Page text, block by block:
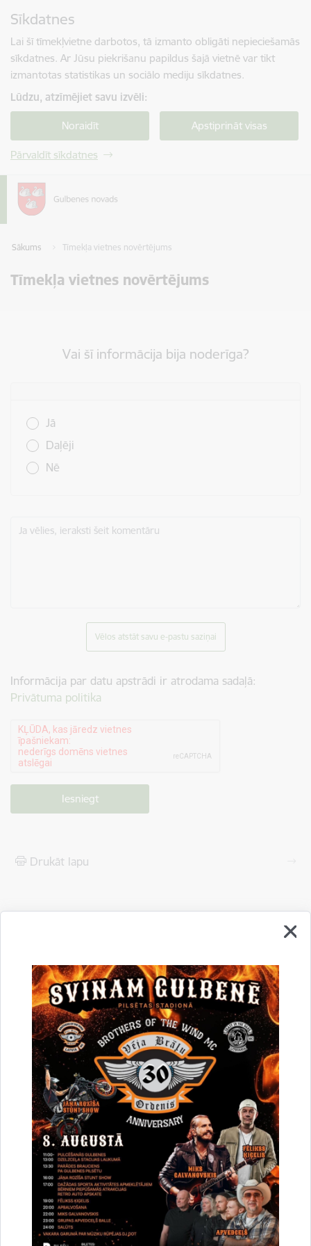
Sīkdatnes
Lai šī tīmekļvietne darbotos, tā izmanto obligāti nepieciešamās
sīkdatnes. Ar Jūsu piekrišanu papildus šajā vietnē var tikt
izmantotas statistikas un sociālo mediju sīkdatnes.
Lūdzu, atzīmējiet savu izvēli:
Noraidīt Apstiprināt visas
Pārvaldīt sīkdatnes
Sākums Tīmekļa vietnes novērtējums
Tīmekļa vietnes novērtējums
Vai šī informācija bija noderīga?
Jā
Daļēji
Nē
Ja vēlies, ieraksti šeit komentāru
Vēlos atstāt savu e-pastu saziņai
Informācija par datu apstrādi ir atrodama sadaļā:
Privātuma politika
Drukāt lapu
Vai šī informācija bija noderīga?
Sniegt atsauksmi
Esi pirmais, kurš uzzina!